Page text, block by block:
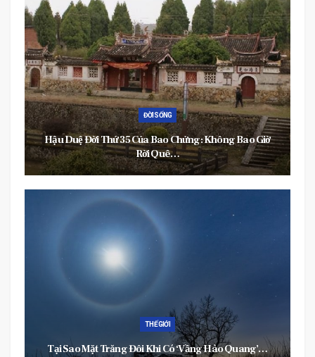
ĐỜI SỐNG
Hậu Duệ Đời Thứ 35 Của Bao Chửng: Không Bao Giờ
Rời Quê…
THẾ GIỚI
Tại Sao Mặt Trăng Đôi Khi Có ‘vầng Hào Quang’…